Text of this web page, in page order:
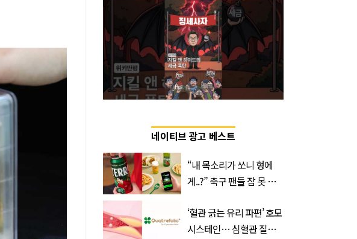
네이티브 광고 베스트
“내 목소리가 쏘니 형에
게..?” 축구 팬들 잠 못 들
트
‘혈관 긁는 유리 파편’ 호모
시스테인… 심혈관 질환